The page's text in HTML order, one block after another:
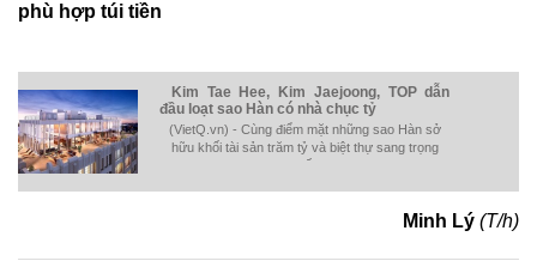
phù hợp túi tiền
Kim Tae Hee, Kim Jaejoong, TOP dẫn
đầu loạt sao Hàn có nhà chục tỷ
(VietQ.vn) - Cùng điểm mặt những sao Hàn sở
hữu khối tài sản trăm tỷ và biệt thự sang trọng
nhất.
Minh Lý (T/h)